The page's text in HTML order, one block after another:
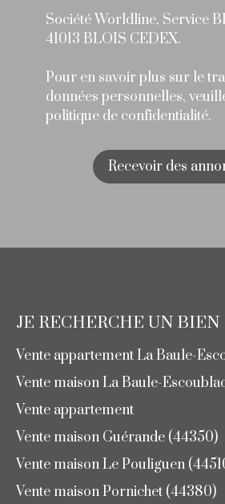
Société Worldline, Service
41013 BLOIS CEDEX.
Pour en savoir plus sur le
données personnelles,
politique de confidentialité.
Recevoir des
JE RECHERCHE UN BIEN
Vente appartement La Baule-
Vente maison La Baule-
Vente appartement
Vente maison Guérande (44350)
Vente maison Le Pouliguen
Vente maison Pornichet (44380)